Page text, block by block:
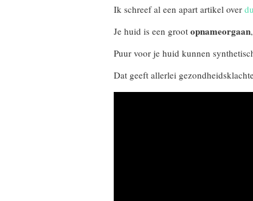
Ik schreef al een apart artikel over
Je huid is een groot opnameorgaan
Puur voor je huid kunnen
Dat geeft allerlei